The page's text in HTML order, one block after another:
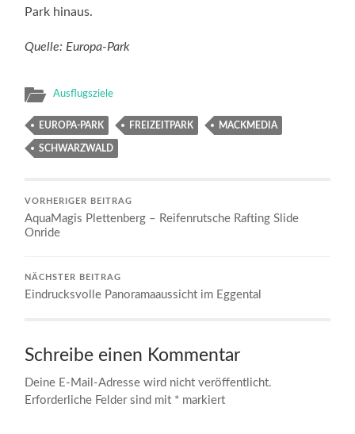
Park hinaus.
Quelle: Europa-Park
Ausflugsziele
EUROPA-PARK FREIZEITPARK MACKMEDIA
SCHWARZWALD
VORHERIGER BEITRAG
AquaMagis Plettenberg – Reifenrutsche Rafting Slide
Onride
NÄCHSTER BEITRAG
Eindrucksvolle Panoramaaussicht im Eggental
Schreibe einen Kommentar
Deine E-Mail-Adresse wird nicht veröffentlicht.
Erforderliche Felder sind mit * markiert